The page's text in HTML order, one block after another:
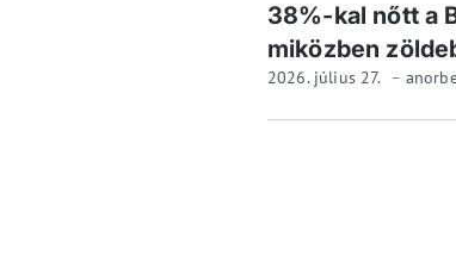
38%-kal nőtt a
miközben
2026. július 27.